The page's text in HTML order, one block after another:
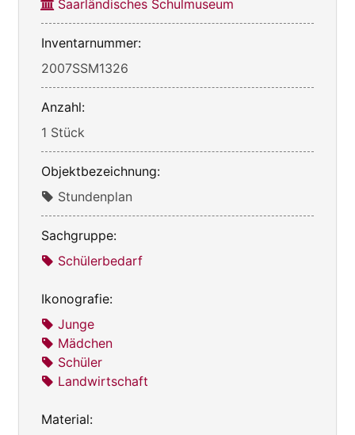
Saarländisches Schulmuseum
Inventarnummer:
2007SSM1326
Anzahl:
1 Stück
Objektbezeichnung:
Stundenplan
Sachgruppe:
Schülerbedarf
Ikonografie:
Junge
Mädchen
Schüler
Landwirtschaft
Material: